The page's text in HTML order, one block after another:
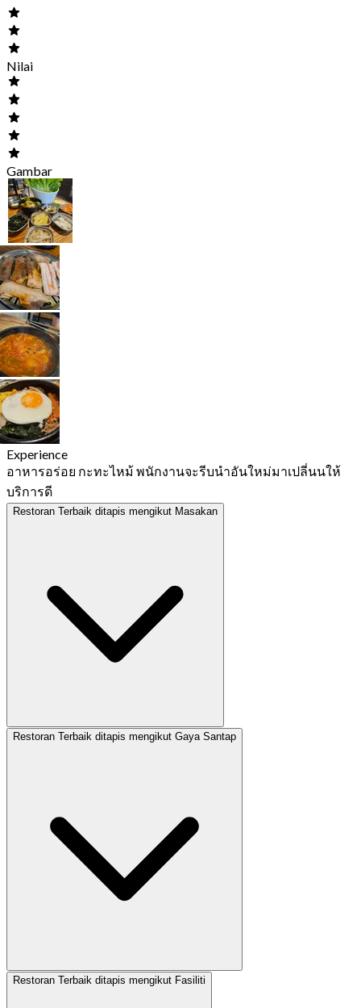
Nilai
Gambar
Experience
อาหารอร่อย กะทะไหม้ พนักงานจะรีบนำอันใหม่มาเปลี่นนให้
บริการดี
Restoran Terbaik ditapis mengikut Masakan
Restoran Terbaik ditapis mengikut Gaya Santap
Restoran Terbaik ditapis mengikut Fasiliti